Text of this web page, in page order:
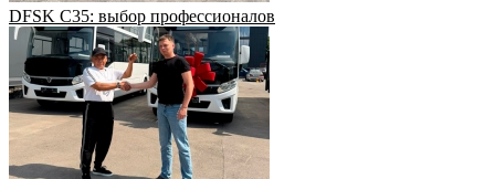
DFSK C35: выбор профессионалов